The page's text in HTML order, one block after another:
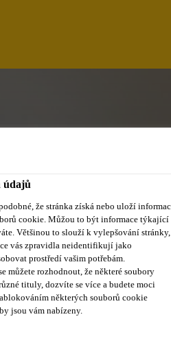
údajů
že stránka získá nebo uloží
cookie. Můžou to být informace týkající
Většinou to slouží k vylepšování stránky,
vás zpravidla neidentifikují jako
prostředí vašim potřebám.
můžete rozhodnout, že některé soubory
tituly, dozvíte se více a budete moci
některých souborů cookie
jsou vám nabízeny.